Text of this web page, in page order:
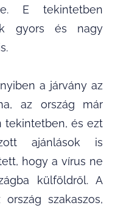
E tekintetben
gyors és nagy
a járvány az
az ország már
tekintetben, és ezt
ajánlások is
hogy a vírus ne
külföldről. A
szakaszos,